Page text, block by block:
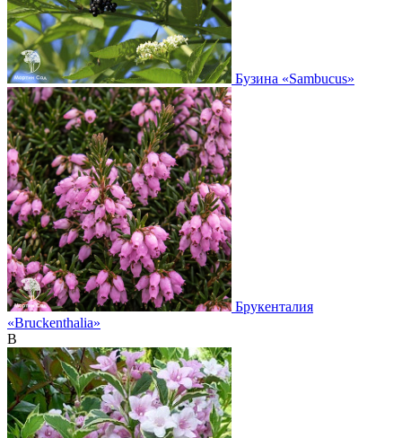
Бузина «Sambucus»
Брукенталия
«Bruckenthalia»
В